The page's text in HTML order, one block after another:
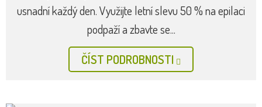
usnadní každý den. Využijte letní slevu 50 % na epilaci
podpaží a zbavte se...
ČÍST PODROBNOSTI